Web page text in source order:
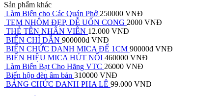
Sản phẩm khác
Làm Biển cho Các Quán Phở 250000 VNĐ
TEM NHÔM ĐẸP, DỄ UỐN CONG 2000 VNĐ
THẺ TÊN NHÂN VIÊN 12.000 VNĐ
BIỂN CHỈ DẪN 900000đ VNĐ
BIỂN CHỨC DANH MICA ĐẾ 1CM 90000đ VNĐ
BIỂN HIỆU MICA HÚT NỔI 460000 VNĐ
Làm Biển Bạt Cho Hãng VTC 26000 VNĐ
Biển hộp đèn âm bản 310000 VNĐ
BẢNG CHỨC DANH PHA LÊ 99.000 VNĐ